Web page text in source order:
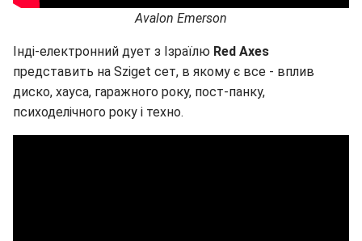
Avalon Emerson
Інді-електронний дует з Ізраїлю Red Axes
представить на Sziget сет, в якому є все - вплив
диско, хауса, гаражного року, пост-панку,
психоделічного року і техно.